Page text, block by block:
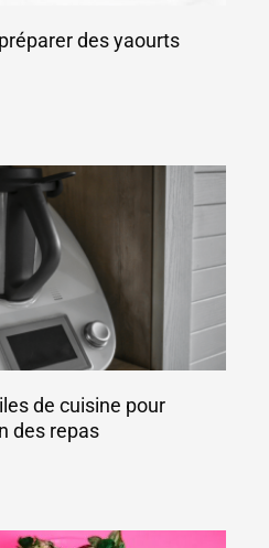
des yaourts
de cuisine pour
des repas